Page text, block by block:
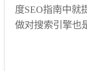
度SEO指南中就
做对搜索引擎也